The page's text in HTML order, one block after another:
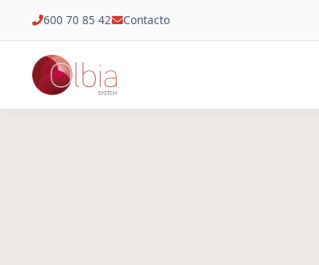
600 70 85 42 Contacto